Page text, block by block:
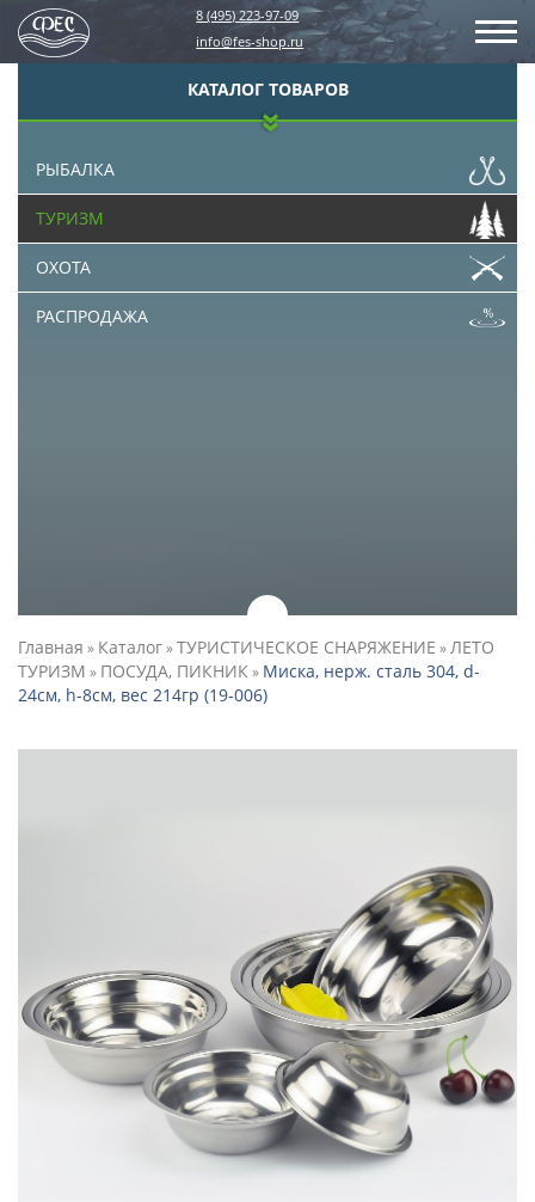
8 (495) 223-97-09
info@fes-shop.ru
КАТАЛОГ ТОВАРОВ
РЫБАЛКА
ТУРИЗМ
ОХОТА
РАСПРОДАЖА
Главная » Каталог»ТУРИСТИЧЕСКОЕ СНАРЯЖЕНИЕ »ЛЕТО
ТУРИЗМ » ПОСУДА, ПИКНИК » Миска, нерж. сталь 304, d-
24см, h-8см, вес 214гр (19-006)